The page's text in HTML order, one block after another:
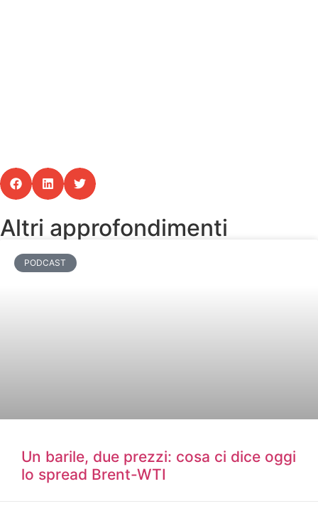
Altri approfondimenti
PODCAST
Un barile, due prezzi: cosa ci dice oggi
lo spread Brent-WTI